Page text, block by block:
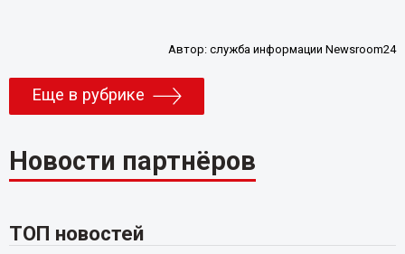
Автор:служба информации Newsroom24
Еще в рубрике
Новости партнёров
ТОП новостей